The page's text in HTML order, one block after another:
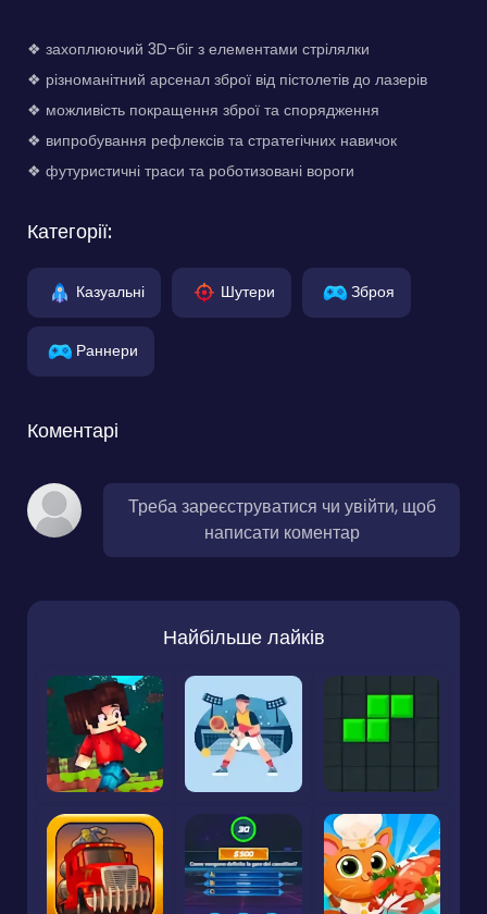
❖ захоплюючий 3D-біг з елементами стрілялки
❖ різноманітний арсенал зброї від пістолетів до лазерів
❖ можливість покращення зброї та спорядження
❖ випробування рефлексів та стратегічних навичок
❖ футуристичні траси та роботизовані вороги
Категорії:
Казуальні Шутери Зброя
Раннери
Коментарі
Треба зареєструватися чи увійти, щоб
написати коментар
Найбільше лайків